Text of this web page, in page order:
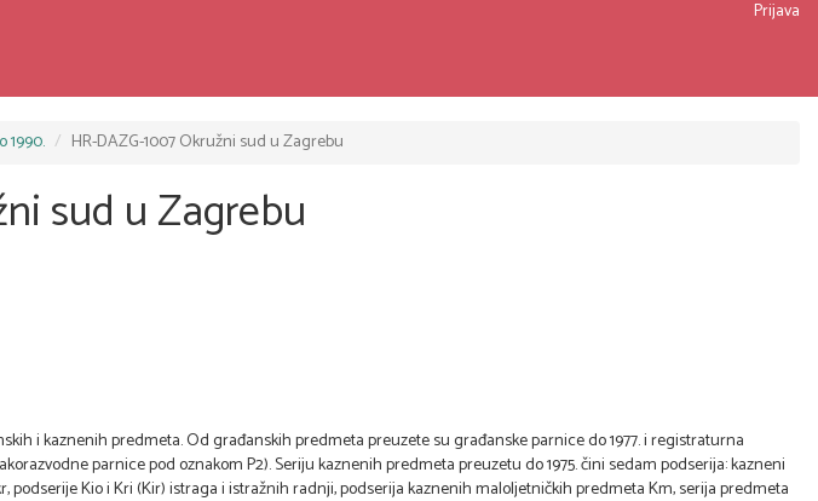
Prijava
1990. HR-DAZG-1007 Okružni sud u Zagrebu
sud u Zagrebu
i kaznenih predmeta. Od građanskih predmeta preuzete su građanske parnice do 1977. i registraturna
parnice pod oznakom P2). Seriju kaznenih predmeta preuzetu do 1975. čini sedam podserija: kazneni
podserije Kio i Kri (Kir) istraga i istražnih radnji, podserija kaznenih maloljetničkih predmeta Km, serija predmeta